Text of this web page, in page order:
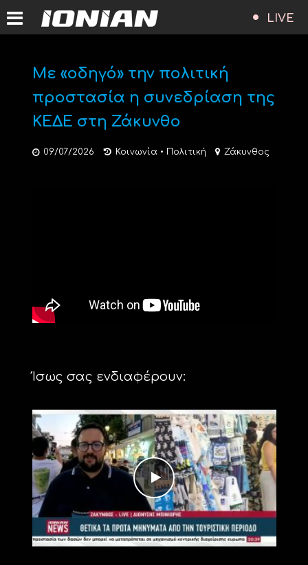
LIVE
Με «οδηγό» την πολιτική
προστασία η συνεδρίαση της
ΚΕΔΕ στη Ζάκυνθο
09/07/2026 Κοινωνία • Πολιτική Ζάκυνθος
Ίσως σας ενδιαφέρουν: